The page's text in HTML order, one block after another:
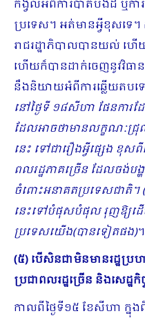
កង្វល់អំពីការបាត់បង់ដី ឬក
ប្រទេស។ អត់មានអ្វីខុសទេ។
រាជរដ្ឋាភិបាលបានយល់ ហ
ហើយក៏បានដាក់ចេញនូវវិធាន
នឹងនិយាយអំពីការឆ្លើយតបទ
នៅថ្ងៃទី ១៨សីហា ផែនការ
ដែលអាចថាមានលក្ខណៈជ្រុ
នេះ ទៅជារឿងអ្វីផ្សេង ខុ
ពលរដ្ឋភាគច្រើន ដែលចង់បង្
ចំពោះអនាគតប្រទេសជាតិ។
នេះទៅបំផុសបំផុល រុញឱ្យដើ
ប្រទេសយើង(បានទៀតផង)។
(៥) បើសិនជាមិនមានរដ្ឋប្រហ
ប្រជាពលរដ្ឋច្រើន និងសេដ្ឋកិ
កាលពីថ្ងៃទី១៥ ខែសីហា ក្នុង